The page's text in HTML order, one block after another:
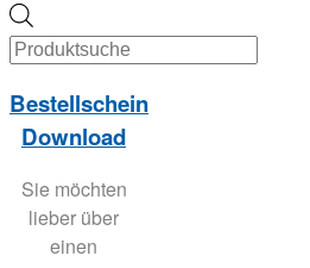
search
Bestellschein
Download
Sie möchten
lieber über
einen